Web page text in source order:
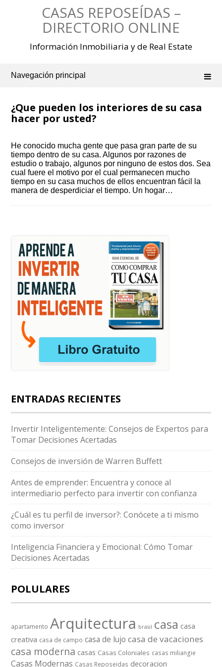
CASAS REPOSEÍDAS –
DIRECTORIO ONLINE
Información Inmobiliaria y de Real Estate
Navegación principal
¿Que pueden los interiores de su casa
hacer por usted?
He conocido mucha gente que pasa gran parte de su
tiempo dentro de su casa. Algunos por razones de
estudio o trabajo, algunos por ninguno de estos dos. Sea
cual fuere el motivo por el cual permanecen mucho
tiempo en su casa muchos de ellos encuentran fácil la
manera de desperdiciar el tiempo. Un hogar…
ENTRADAS RECIENTES
Invertir Inteligentemente: Consejos de Expertos para
Tomar Decisiones Acertadas
Consejos de inversión de Warren Buffett
Antes de emprender: Encuentra y conoce al
intermediario perfecto para invertir con confianza
¿Cuál es tu perfil de inversor?: Conócete a ti mismo
como inversor
Inteligencia Financiera y Emocional: Cómo Tomar
Decisiones Acertadas
POLULARES
apartamento Arquitectura brasil casa casa
creativa casa de campo casa de lujo casa de vacaciones
casa moderna casas Casas Coloniales casas miliangie
Casas Modernas Casas Reposeidas decoracion